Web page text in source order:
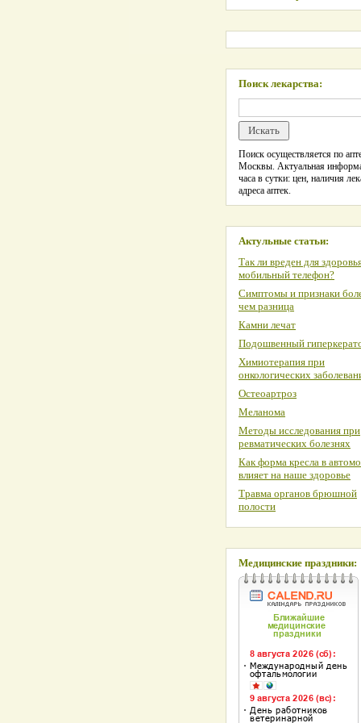
Поиск лекарства:
Поиск осуществляется по
Москвы. Актуальная
часа в сутки: цен, наличия
адреса аптек.
Актульные статьи:
Так ли вреден для
мобильный телефон?
Симптомы и признаки
чем разница
Камни лечат
Подошвенный
Химиотерапия при
онкологических
Остеоартроз
Меланома
Методы исследования при
ревматических болезнях
Как форма кресла в
влияет на наше здоровье
Травма органов брюшной
полости
Медицинские праздники: